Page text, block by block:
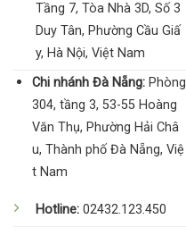
Tầng 7, Tòa Nhà 3D, Số 3
Duy Tân, Phường Cầu Giấ
y, Hà Nội, Việt Nam
Chi nhánh Đà Nẵng:Phòng
304, tầng 3, 53-55 Hoàng
Văn Thụ, Phường Hải Châ
u, Thành phố Đà Nẵng, Việ
t Nam
Hotline: 02432.123.450